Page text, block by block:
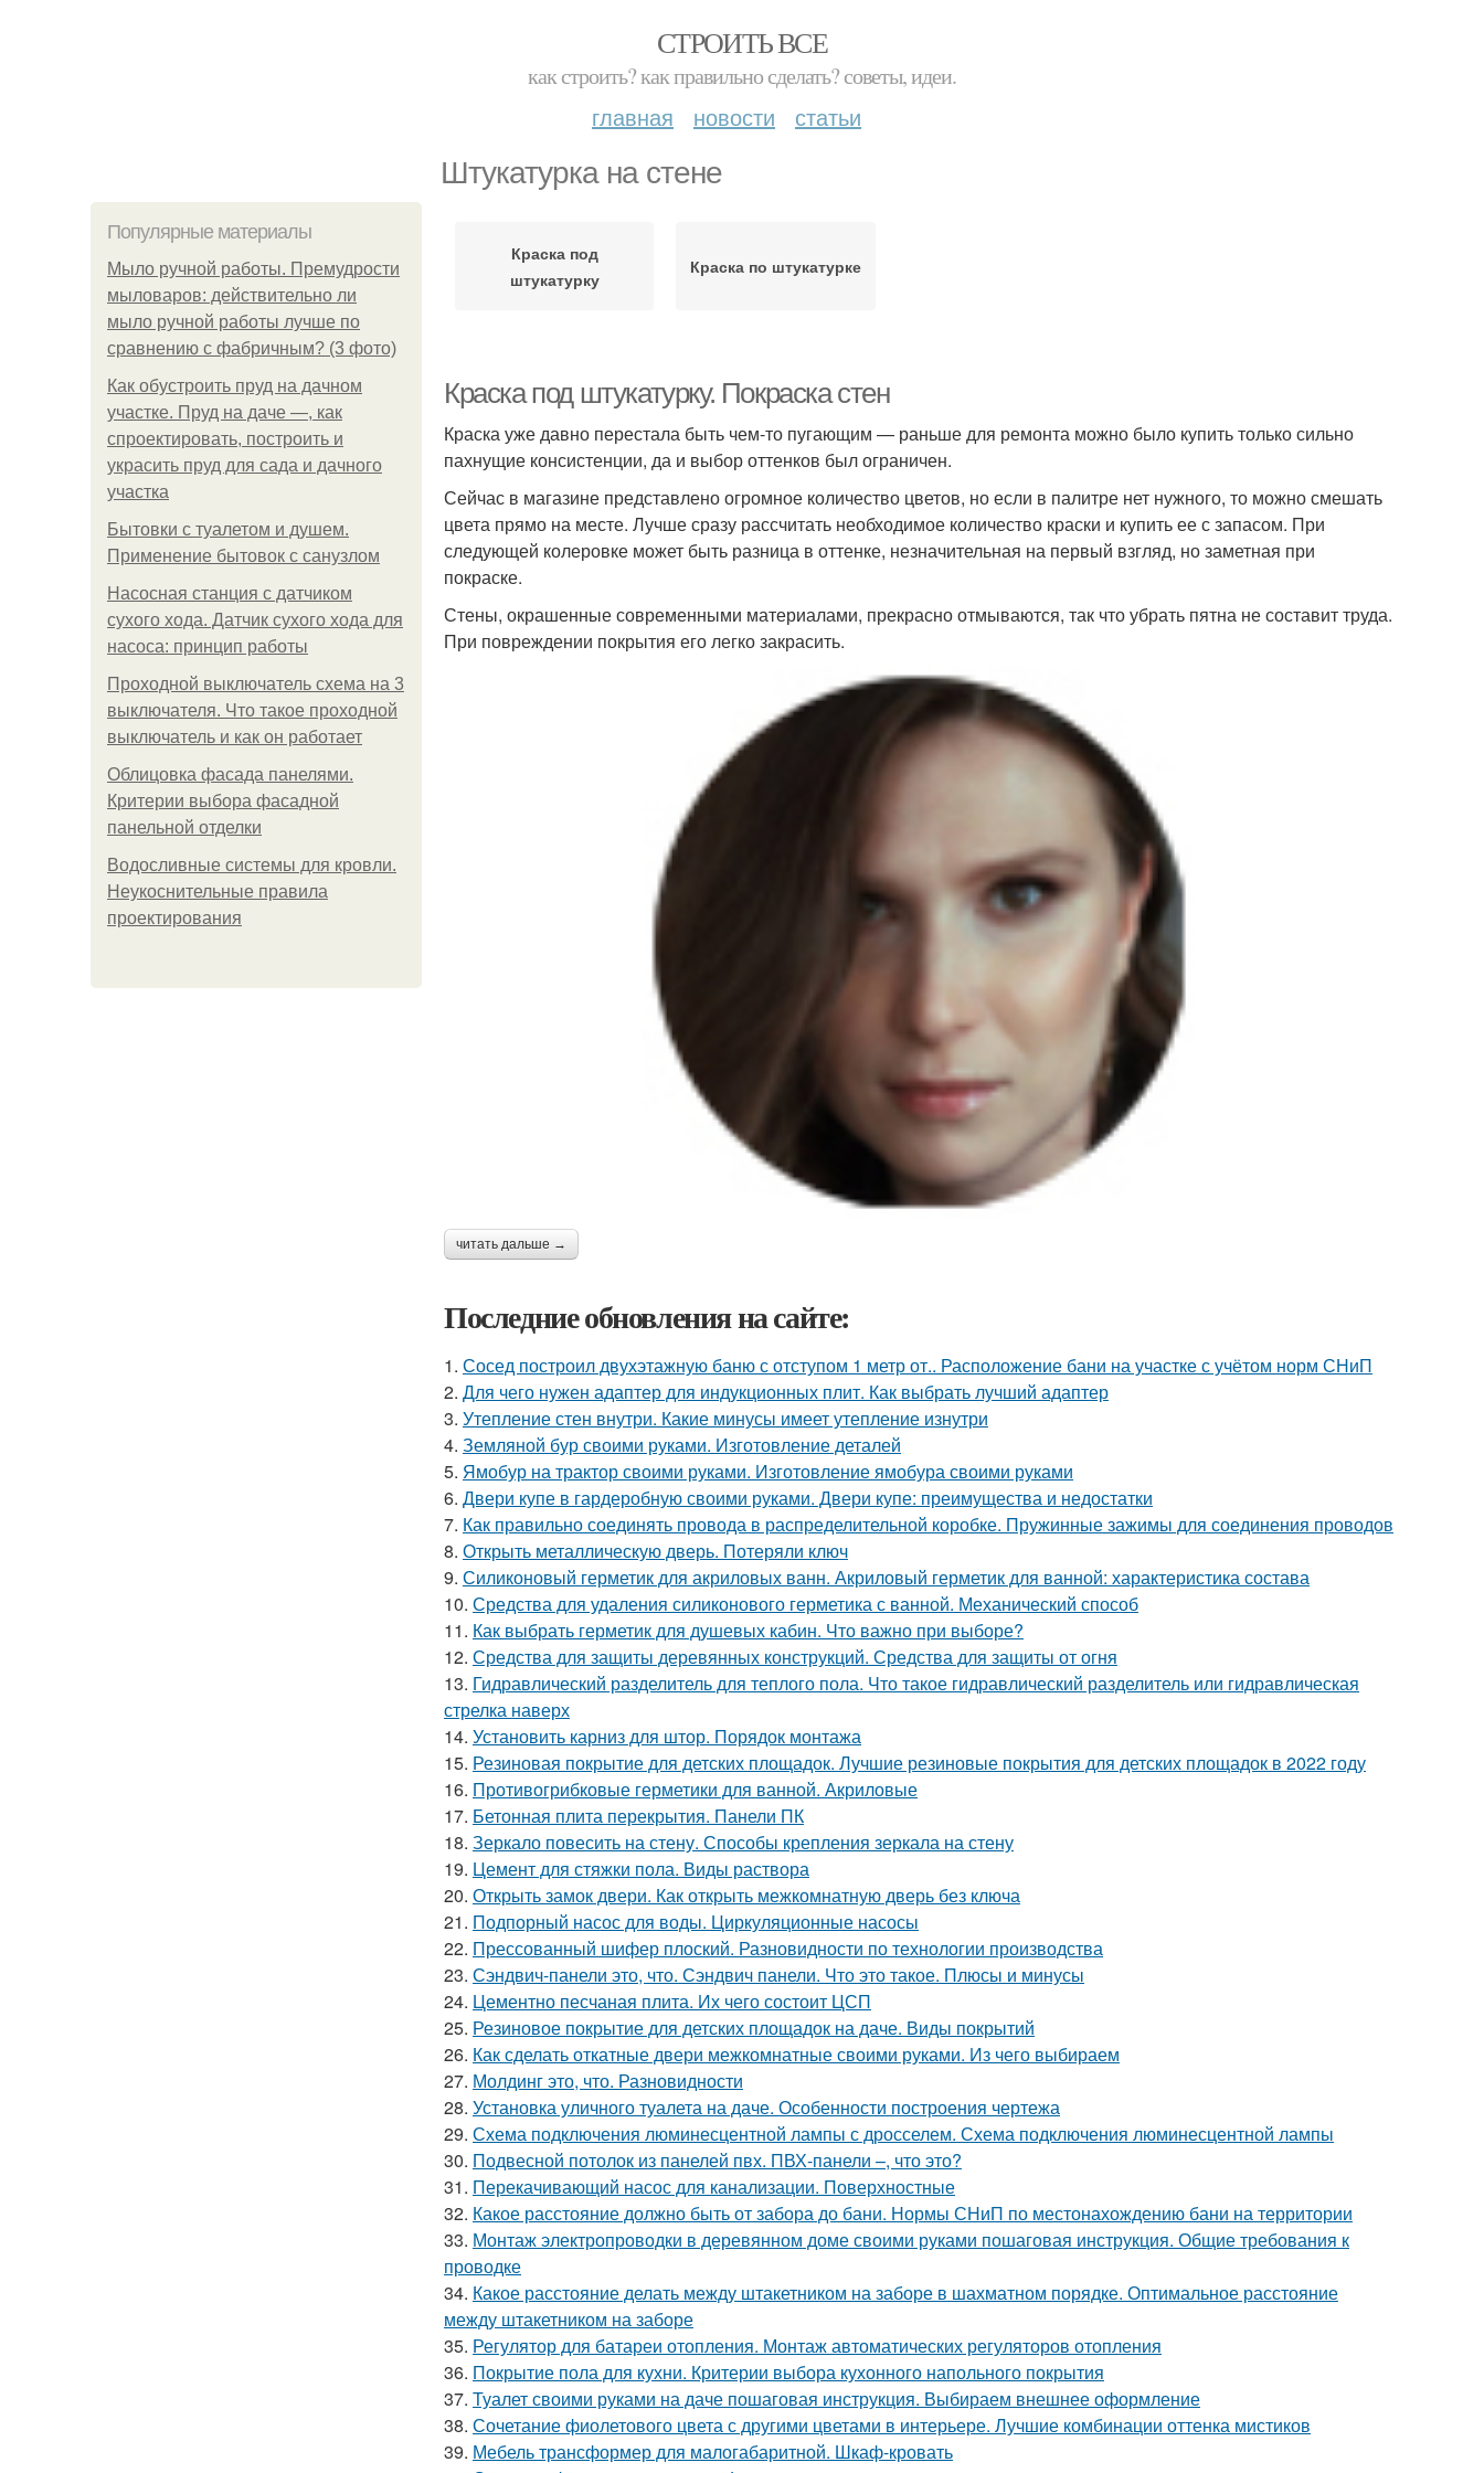
СТРОИТЬ ВСЕ
как строить? как правильно сделать? советы, идеи.
главная новости статьи
Штукатурка на стене
Популярные материалы
Мыло ручной работы. Премудрости
мыловаров: действительно ли
мыло ручной работы лучше по
сравнению с фабричным? (3 фото)
Как обустроить пруд на дачном
участке. Пруд на даче —, как
спроектировать, построить и
украсить пруд для сада и дачного
участка
Бытовки с туалетом и душем.
Применение бытовок с санузлом
Насосная станция с датчиком
сухого хода. Датчик сухого хода для
насоса: принцип работы
Проходной выключатель схема на 3
выключателя. Что такое проходной
выключатель и как он работает
Облицовка фасада панелями.
Критерии выбора фасадной
панельной отделки
Водосливные системы для кровли.
Неукоснительные правила
проектирования
Краска под
штукатурку
Краска по штукатурке
Краска под штукатурку. Покраска стен
Краска уже давно перестала быть чем-то пугающим — раньше для ремонта можно было купить только сильно
пахнущие консистенции, да и выбор оттенков был ограничен.
Сейчас в магазине представлено огромное количество цветов, но если в палитре нет нужного, то можно смешать
цвета прямо на месте. Лучше сразу рассчитать необходимое количество краски и купить ее с запасом. При
следующей колеровке может быть разница в оттенке, незначительная на первый взгляд, но заметная при
покраске.
Стены, окрашенные современными материалами, прекрасно отмываются, так что убрать пятна не составит труда.
При повреждении покрытия его легко закрасить.
читать дальше →
Последние обновления на сайте:
1. Сосед построил двухэтажную баню с отступом 1 метр от.. Расположение бани на участке с учётом норм СНиП
2. Для чего нужен адаптер для индукционных плит. Как выбрать лучший адаптер
3. Утепление стен внутри. Какие минусы имеет утепление изнутри
4. Земляной бур своими руками. Изготовление деталей
5. Ямобур на трактор своими руками. Изготовление ямобура своими руками
6. Двери купе в гардеробную своими руками. Двери купе: преимущества и недостатки
7. Как правильно соединять провода в распределительной коробке. Пружинные зажимы для соединения проводов
8. Открыть металлическую дверь. Потеряли ключ
9. Силиконовый герметик для акриловых ванн. Акриловый герметик для ванной: характеристика состава
10. Средства для удаления силиконового герметика с ванной. Механический способ
11. Как выбрать герметик для душевых кабин. Что важно при выборе?
12. Средства для защиты деревянных конструкций. Средства для защиты от огня
13. Гидравлический разделитель для теплого пола. Что такое гидравлический разделитель или гидравлическая
стрелка наверх
14. Установить карниз для штор. Порядок монтажа
15. Резиновая покрытие для детских площадок. Лучшие резиновые покрытия для детских площадок в 2022 году
16. Противогрибковые герметики для ванной. Акриловые
17. Бетонная плита перекрытия. Панели ПК
18. Зеркало повесить на стену. Способы крепления зеркала на стену
19. Цемент для стяжки пола. Виды раствора
20. Открыть замок двери. Как открыть межкомнатную дверь без ключа
21. Подпорный насос для воды. Циркуляционные насосы
22. Прессованный шифер плоский. Разновидности по технологии производства
23. Сэндвич-панели это, что. Сэндвич панели. Что это такое. Плюсы и минусы
24. Цементно песчаная плита. Их чего состоит ЦСП
25. Резиновое покрытие для детских площадок на даче. Виды покрытий
26. Как сделать откатные двери межкомнатные своими руками. Из чего выбираем
27. Молдинг это, что. Разновидности
28. Установка уличного туалета на даче. Особенности построения чертежа
29. Схема подключения люминесцентной лампы с дросселем. Схема подключения люминесцентной лампы
30. Подвесной потолок из панелей пвх. ПВХ-панели –, что это?
31. Перекачивающий насос для канализации. Поверхностные
32. Какое расстояние должно быть от забора до бани. Нормы СНиП по местонахождению бани на территории
33. Монтаж электропроводки в деревянном доме своими руками пошаговая инструкция. Общие требования к
проводке
34. Какое расстояние делать между штакетником на заборе в шахматном порядке. Оптимальное расстояние
между штакетником на заборе
35. Регулятор для батареи отопления. Монтаж автоматических регуляторов отопления
36. Покрытие пола для кухни. Критерии выбора кухонного напольного покрытия
37. Туалет своими руками на даче пошаговая инструкция. Выбираем внешнее оформление
38. Сочетание фиолетового цвета с другими цветами в интерьере. Лучшие комбинации оттенка мистиков
39. Мебель трансформер для малогабаритной. Шкаф-кровать